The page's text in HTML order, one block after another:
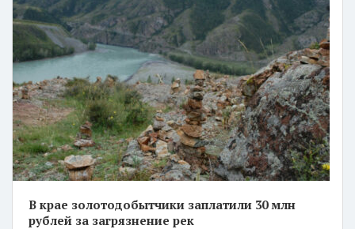
В крае золотодобытчики заплатили 30 млн
рублей за загрязнение рек